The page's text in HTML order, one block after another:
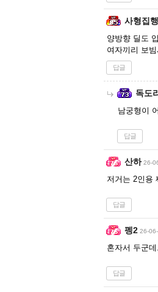
사형집
양방향 딜도
여자끼리 보
답글
독도리
남궁형이
답글
산하 26-
저거는 2인용
답글
펭2 26-
혼자서 두군
답글